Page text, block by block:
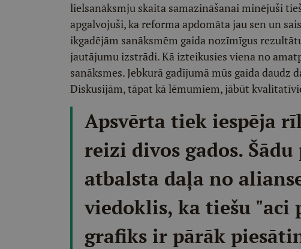
lielsanāksmju skaita samazināšanai minējuši
apgalvojuši, ka reforma apdomāta jau sen un
ikgadējām sanāksmēm gaida nozīmīgus
jautājumu izstrādi. Kā izteikusies viena no
sanāksmes. Jebkurā gadījumā mūs gaida daudz
Diskusijām, tāpat kā lēmumiem, jābūt
Apsvērta tiek iespēja
reizi divos gados.
atbalsta daļa no
viedoklis, ka tiešu "aci
grafiks ir pārāk